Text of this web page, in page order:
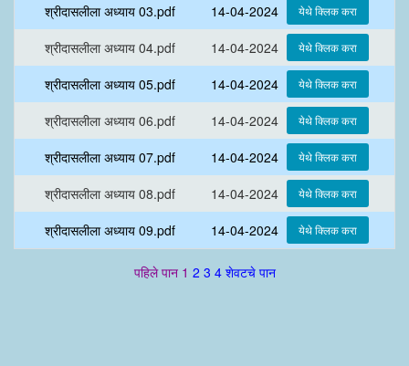
श्रीदासलीला अध्याय 03.pdf
14-04-2024
श्रीदासलीला अध्याय 04.pdf
14-04-2024
श्रीदासलीला अध्याय 05.pdf
14-04-2024
श्रीदासलीला अध्याय 06.pdf
14-04-2024
श्रीदासलीला अध्याय 07.pdf
14-04-2024
श्रीदासलीला अध्याय 08.pdf
14-04-2024
श्रीदासलीला अध्याय 09.pdf
14-04-2024
पहिले पान 1 2 3 4 शेवटचे पान